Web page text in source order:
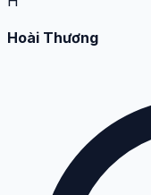
Hoài Thương